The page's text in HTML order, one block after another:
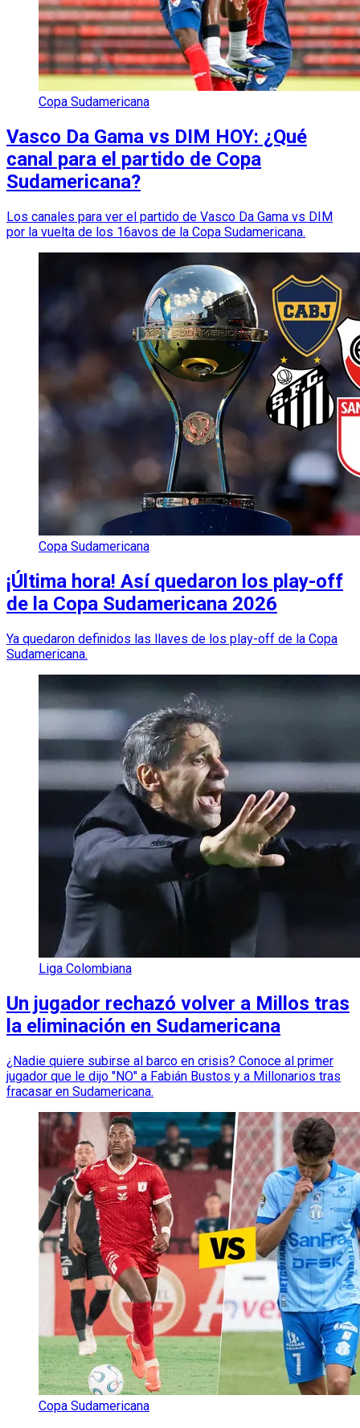
Copa Sudamericana
Vasco Da Gama vs DIM HOY: ¿Qué
canal para el partido de Copa
Sudamericana?
Los canales para ver el partido de Vasco Da Gama vs DIM
por la vuelta de los 16avos de la Copa Sudamericana.
Copa Sudamericana
¡Última hora! Así quedaron los play-off
de la Copa Sudamericana 2026
Ya quedaron definidos las llaves de los play-off de la Copa
Sudamericana.
Liga Colombiana
Un jugador rechazó volver a Millos tras
la eliminación en Sudamericana
¿Nadie quiere subirse al barco en crisis? Conoce al primer
jugador que le dijo "NO" a Fabián Bustos y a Millonarios tras
fracasar en Sudamericana.
Copa Sudamericana